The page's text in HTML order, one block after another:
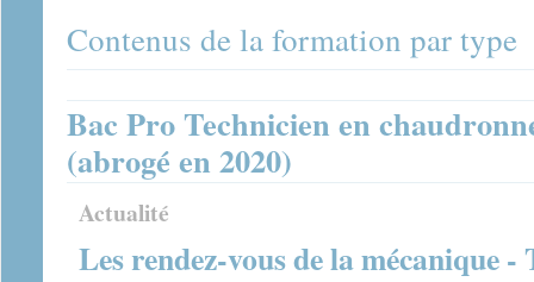
Contenus de la formation par type
Bac Pro Technicien en
(abrogé en 2020)
Actualité
Les rendez-vous de la mécanique